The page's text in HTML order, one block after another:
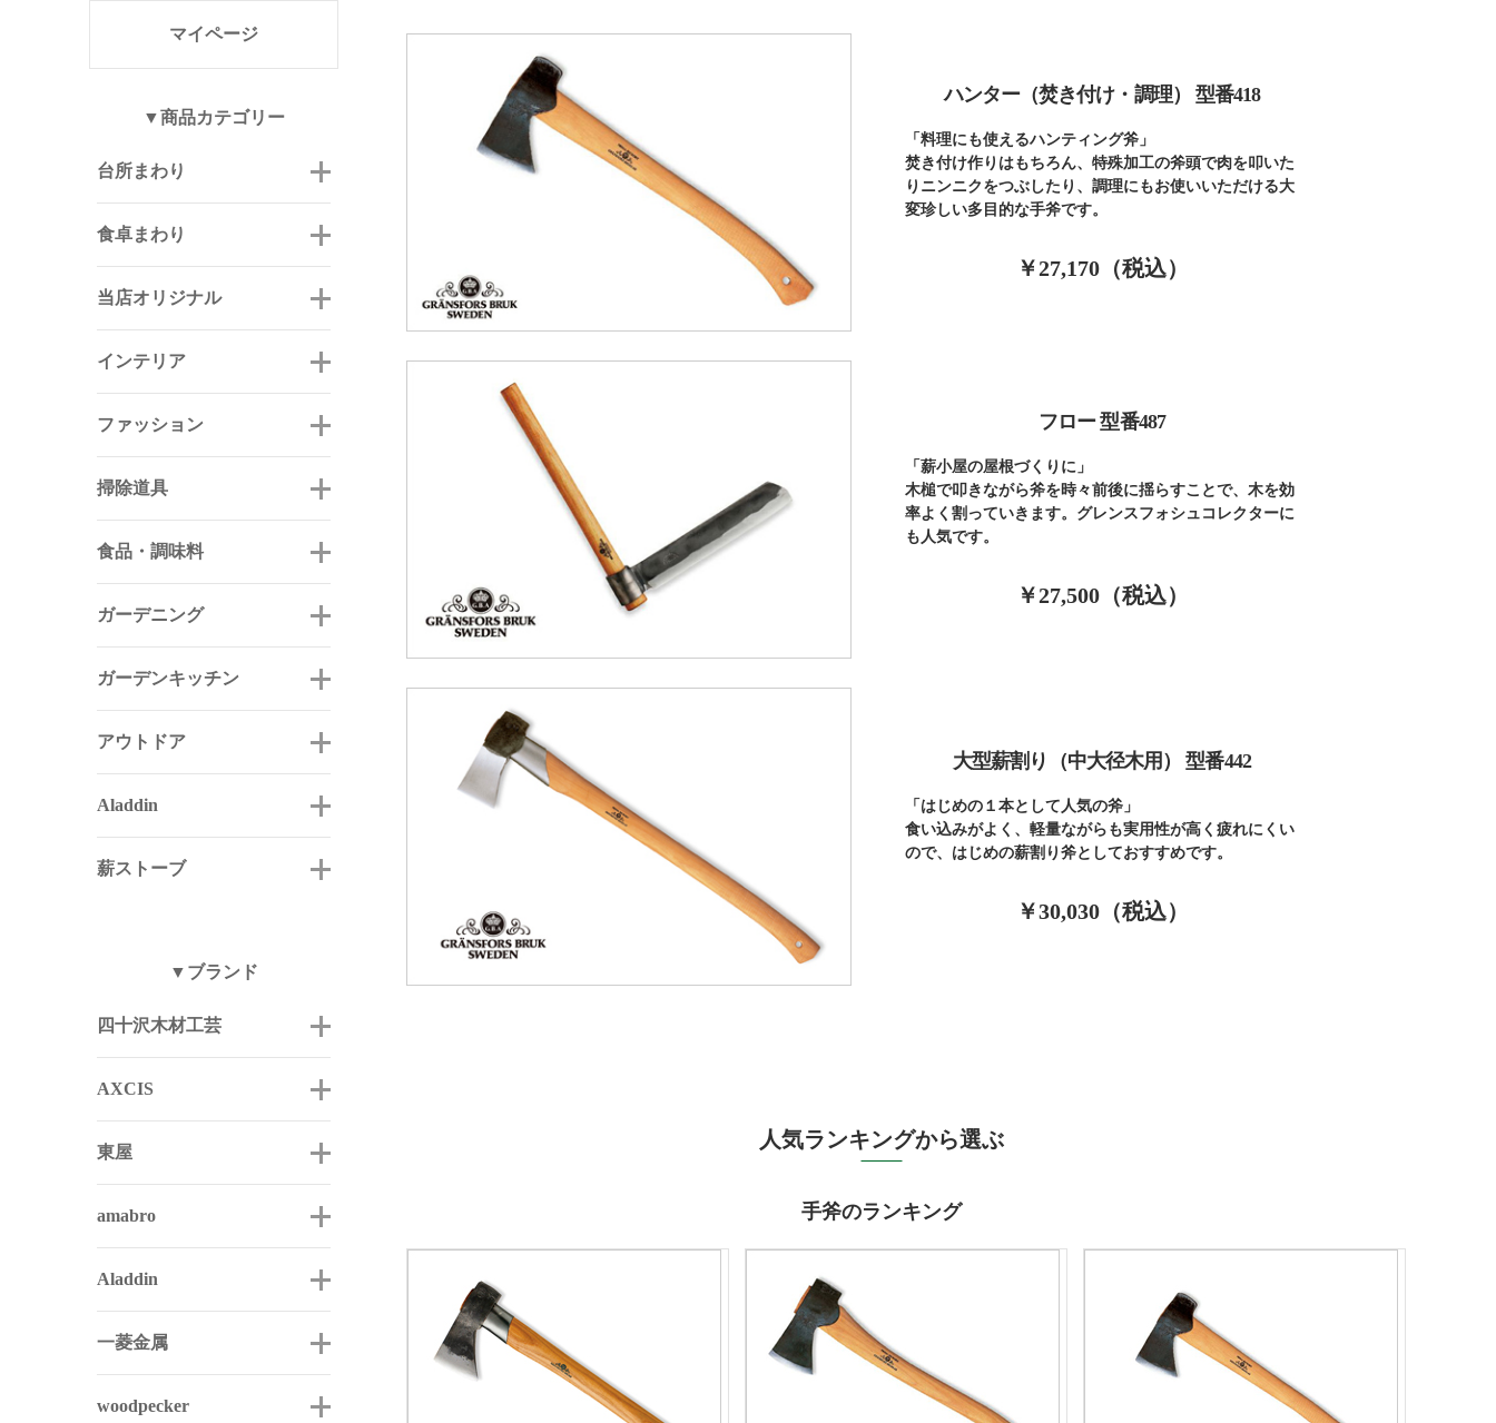
マイページ
▼商品カテゴリー
台所まわり
食卓まわり
当店オリジナル
インテリア
ファッション
掃除道具
食品・調味料
ガーデニング
ガーデンキッチン
アウトドア
Aladdin
薪ストーブ
▼ブランド
四十沢木材工芸
AXCIS
東屋
amabro
Aladdin
一菱金属
woodpecker
ハンター（焚き付け・調理） 型番418
「料理にも使えるハンティング斧」
焚き付け作りはもちろん、特殊加工の斧頭で肉を叩いた
りニンニクをつぶしたり、調理にもお使いいただける大
変珍しい多目的な手斧です。
￥27,170（税込）
フロー 型番487
「薪小屋の屋根づくりに」
木槌で叩きながら斧を時々前後に揺らすことで、木を効
率よく割っていきます。グレンスフォシュコレクターに
も人気です。
￥27,500（税込）
大型薪割り（中大径木用） 型番442
「はじめの１本として人気の斧」
食い込みがよく、軽量ながらも実用性が高く疲れにくい
ので、はじめの薪割り斧としておすすめです。
￥30,030（税込）
人気ランキングから選ぶ
手斧のランキング